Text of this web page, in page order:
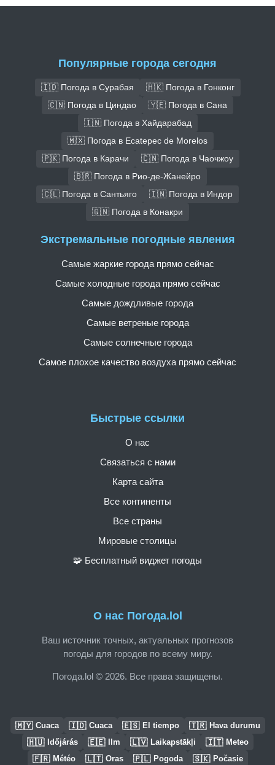
Популярные города сегодня
🇮🇩 Погода в Сурабая
🇭🇰 Погода в Гонконг
🇨🇳 Погода в Циндао
🇾🇪 Погода в Сана
🇮🇳 Погода в Хайдарабад
🇲🇽 Погода в Ecatepec de Morelos
🇵🇰 Погода в Карачи
🇨🇳 Погода в Чаочжоу
🇧🇷 Погода в Рио-де-Жанейро
🇨🇱 Погода в Сантьяго
🇮🇳 Погода в Индор
🇬🇳 Погода в Конакри
О нас Погода.lol
Ваш источник точных, актуальных прогнозов
погоды для городов по всему миру.
Погода.lol © 2026. Все права защищены.
Быстрые ссылки
О нас
Связаться с нами
Карта сайта
Все континенты
Все страны
Мировые столицы
🧩 Бесплатный виджет погоды
Экстремальные погодные явления
Самые жаркие города прямо сейчас
Самые холодные города прямо сейчас
Самые дождливые города
Самые ветреные города
Самые солнечные города
Самое плохое качество воздуха прямо сейчас
🇲🇾 Cuaca 🇮🇩 Cuaca 🇪🇸 El tiempo 🇹🇷 Hava durumu
🇭🇺 Időjárás 🇪🇪 Ilm 🇱🇻 Laikapstākļi 🇮🇹 Meteo
🇫🇷 Météo 🇱🇹 Oras 🇵🇱 Pogoda 🇸🇰 Počasie